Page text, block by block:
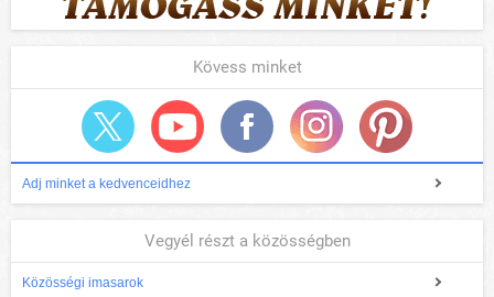
Kövess minket
Adj minket a kedvenceidhez
Vegyél részt a közösségben
Közösségi imasarok